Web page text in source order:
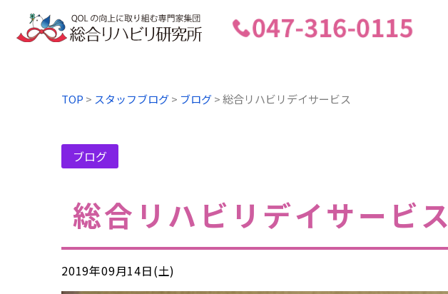
TOP > スタッフブログ> ブログ>総合リハビリデイサービス
ブログ
総合リハビリデイサービス
2019年09月14日(土)